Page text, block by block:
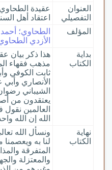
العنوان
التفصيلي
عقيدة الطحاوي
اعتقاد أهل
المؤلف
الطحاوي؛
الأزدي الطحاوي،
بداية
الكتاب
هذا ذكر بيان
مذهب فقهاء
ثابت الكوفي
الأنصاري
الشيباني
يعتقدون من
العالمين نقول
الله إن الله
نهاية
الكتاب
ونسأل الله
لنا به ويعصمنا
المتفرقة
والمعتزلة